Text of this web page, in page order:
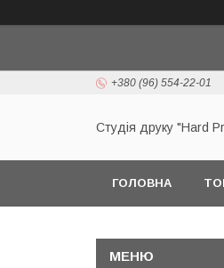
+380 (96) 554-22-01
Студія друку "Hard
ГОЛОВНА